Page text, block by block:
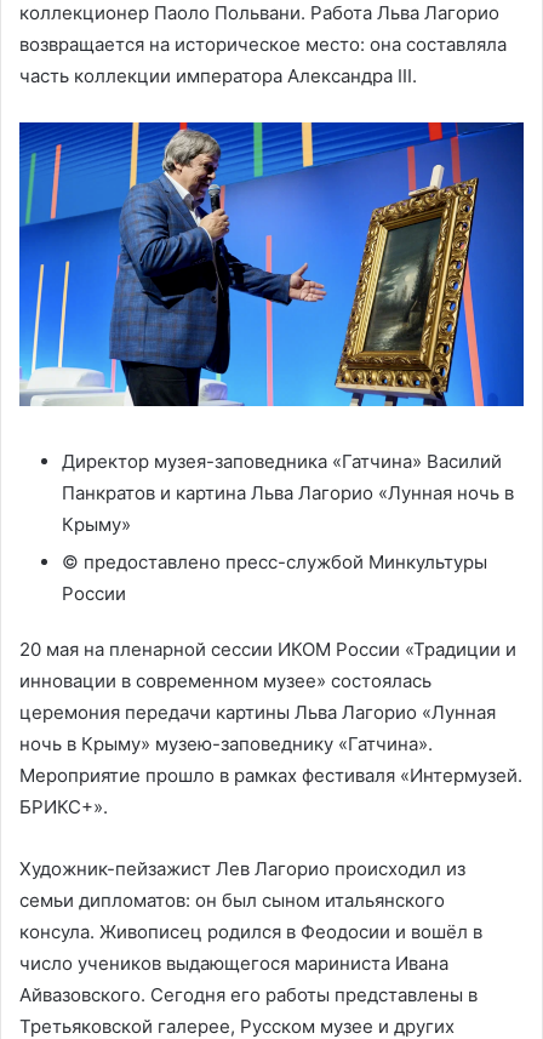
коллекционер Паоло Польвани. Работа Льва Лагорио
возвращается на историческое место: она составляла
часть коллекции императора Александра III.
Директор музея-заповедника «Гатчина» Василий
Панкратов и картина Льва Лагорио «Лунная ночь в
Крыму»
© предоставлено пресс-службой Минкультуры
России
20 мая на пленарной сессии ИКОМ России «Традиции и
инновации в современном музее» состоялась
церемония передачи картины Льва Лагорио «Лунная
ночь в Крыму» музею-заповеднику «Гатчина».
Мероприятие прошло в рамках фестиваля «Интермузей.
БРИКС+».
Художник-пейзажист Лев Лагорио происходил из
семьи дипломатов: он был сыном итальянского
консула. Живописец родился в Феодосии и вошёл в
число учеников выдающегося мариниста Ивана
Айвазовского. Сегодня его работы представлены в
Третьяковской галерее, Русском музее и других